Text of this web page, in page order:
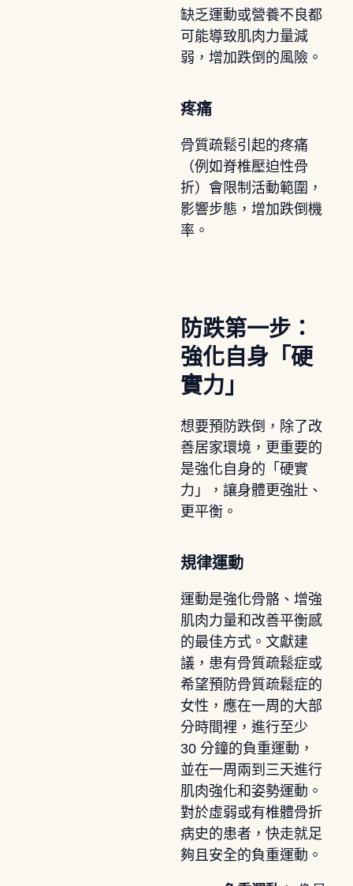
缺乏運動或營養不良都
可能導致肌肉力量減
弱，增加跌倒的風險。
疼痛
骨質疏鬆引起的疼痛
（例如脊椎壓迫性骨
折）會限制活動範圍，
影響步態，增加跌倒機
率。
防跌第一步：
強化自身「硬
實力」
想要預防跌倒，除了改
善居家環境，更重要的
是強化自身的「硬實
力」，讓身體更強壯、
更平衡。
規律運動
運動是強化骨骼、增強
肌肉力量和改善平衡感
的最佳方式。文獻建
議，患有骨質疏鬆症或
希望預防骨質疏鬆症的
女性，應在一周的大部
分時間裡，進行至少
30 分鐘的負重運動，
並在一周兩到三天進行
肌肉強化和姿勢運動。
對於虛弱或有椎體骨折
病史的患者，快走就足
夠且安全的負重運動。